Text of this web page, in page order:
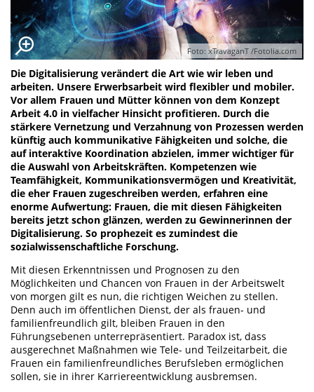
Foto: xTravaganT /Fotolia.com
Die Digitalisierung verändert die Art wie wir leben und
arbeiten. Unsere Erwerbsarbeit wird flexibler und mobiler.
Vor allem Frauen und Mütter können von dem Konzept
Arbeit 4.0 in vielfacher Hinsicht profitieren. Durch die
stärkere Vernetzung und Verzahnung von Prozessen werden
künftig auch kommunikative Fähigkeiten und solche, die
auf interaktive Koordination abzielen, immer wichtiger für
die Auswahl von Arbeitskräften. Kompetenzen wie
Teamfähigkeit, Kommunikationsvermögen und Kreativität,
die eher Frauen zugeschreiben werden, erfahren eine
enorme Aufwertung: Frauen, die mit diesen Fähigkeiten
bereits jetzt schon glänzen, werden zu Gewinnerinnen der
Digitalisierung. So prophezeit es zumindest die
sozialwissenschaftliche Forschung.
Mit diesen Erkenntnissen und Prognosen zu den
Möglichkeiten und Chancen von Frauen in der Arbeitswelt
von morgen gilt es nun, die richtigen Weichen zu stellen.
Denn auch im öffentlichen Dienst, der als frauen- und
familienfreundlich gilt, bleiben Frauen in den
Führungsebenen unterrepräsentiert. Paradox ist, dass
ausgerechnet Maßnahmen wie Tele- und Teilzeitarbeit, die
Frauen ein familienfreundliches Berufsleben ermöglichen
sollen, sie in ihrer Karriereentwicklung ausbremsen.